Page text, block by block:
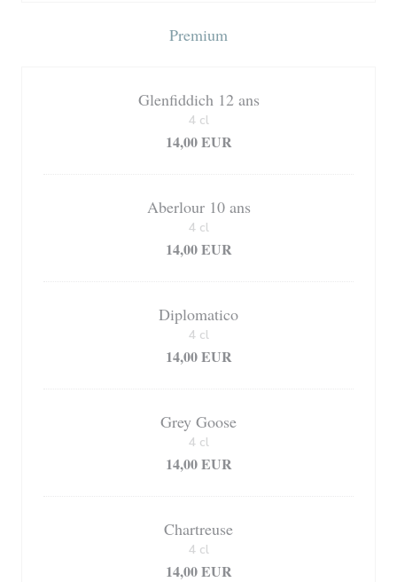
Premium
Glenfiddich 12 ans
14,00 EUR
4 cl
Aberlour 10 ans
14,00 EUR
4 cl
Diplomatico
14,00 EUR
4 cl
Grey Goose
14,00 EUR
4 cl
Chartreuse
14,00 EUR
4 cl